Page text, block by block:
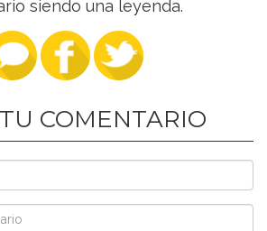
siendo una leyenda.
COMENTARIO